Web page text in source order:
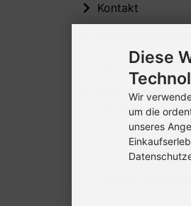
Kontakt
Lieferzeit
Informationen
Widerruf
Diese
Wir
um die
unseres